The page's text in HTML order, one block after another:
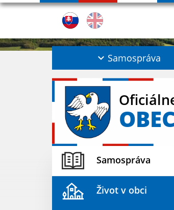
Samospráva
Samospráva
Život v obci